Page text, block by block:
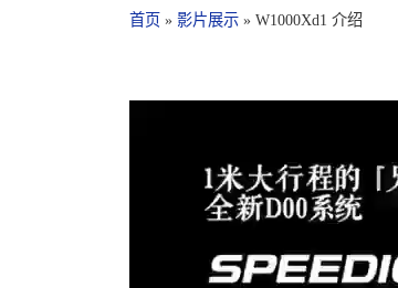
首页 » 影片展示 » W1000Xd1 介绍